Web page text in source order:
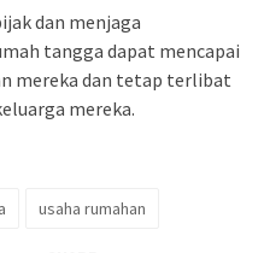
dan menjaga
tangga dapat mencapai
mereka dan tetap terlibat
mereka.
usaha rumahan